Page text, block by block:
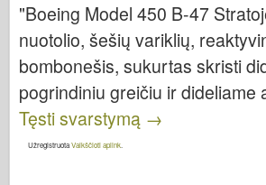
"Boeing Model 450 B-47
nuotolio, šešių variklių,
bombonešis, sukurtas skristi
pogrindiniu greičiu ir dideliame
Tęsti svarstymą →
UžregistruotaVaikščioti aplink